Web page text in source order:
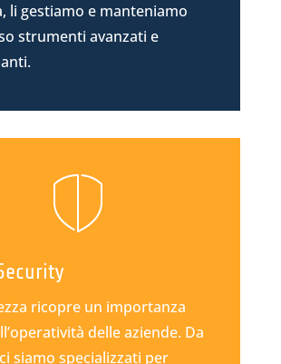
li gestiamo e manteniamo
strumenti avanzati e
ricopre un importanza
delle aziende. Da
siamo specializzati per